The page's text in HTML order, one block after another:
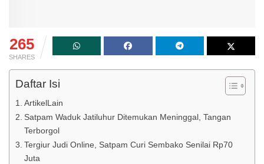
265
SHARES
Daftar Isi
ArtikelLain
Satpam Waduk Jatiluhur Ditemukan Meninggal, Tangan
Terborgol
Tergiur Judi Online, Satpam Curi Sembako Senilai Rp70
Juta